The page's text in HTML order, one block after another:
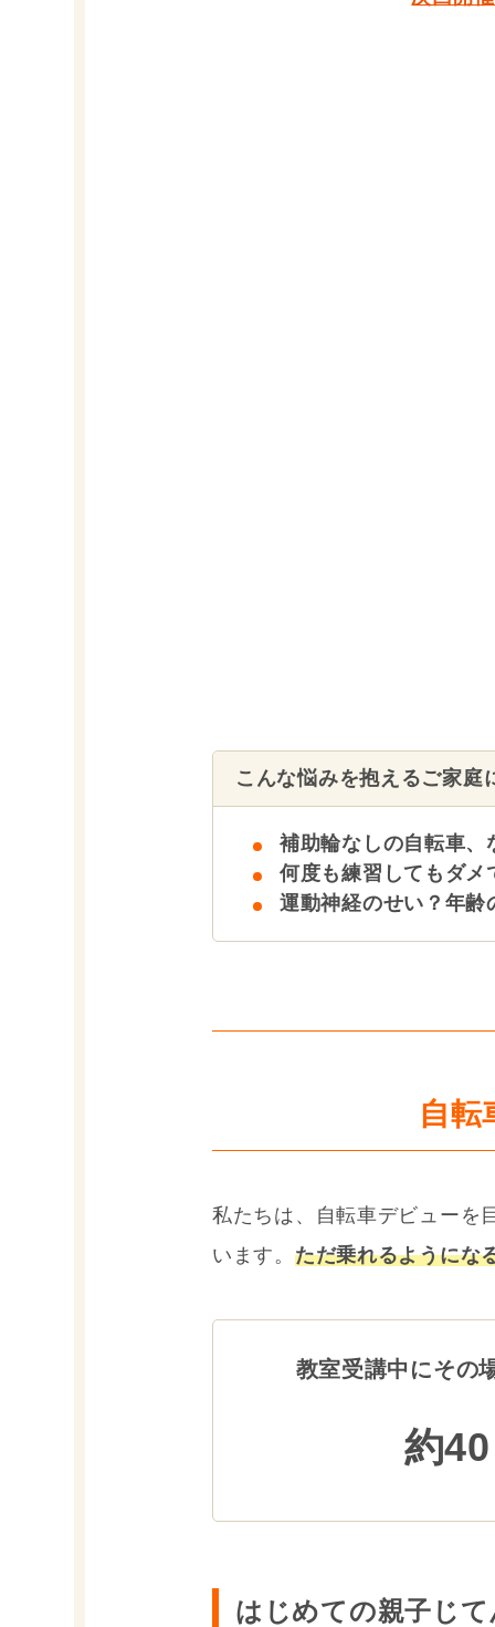
こんな悩みを抱えるご家庭
補助輪なしの自転車
何度も練習してもダ
運動神経のせい？年齢
自転
私たちは、自転車デビューを
います。 ただ乗れるようにな
教室受講中にその
約
はじめての親子じ